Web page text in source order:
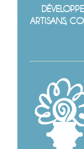
ARTISANS,